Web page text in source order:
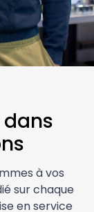
à vos
sur chaque
en service